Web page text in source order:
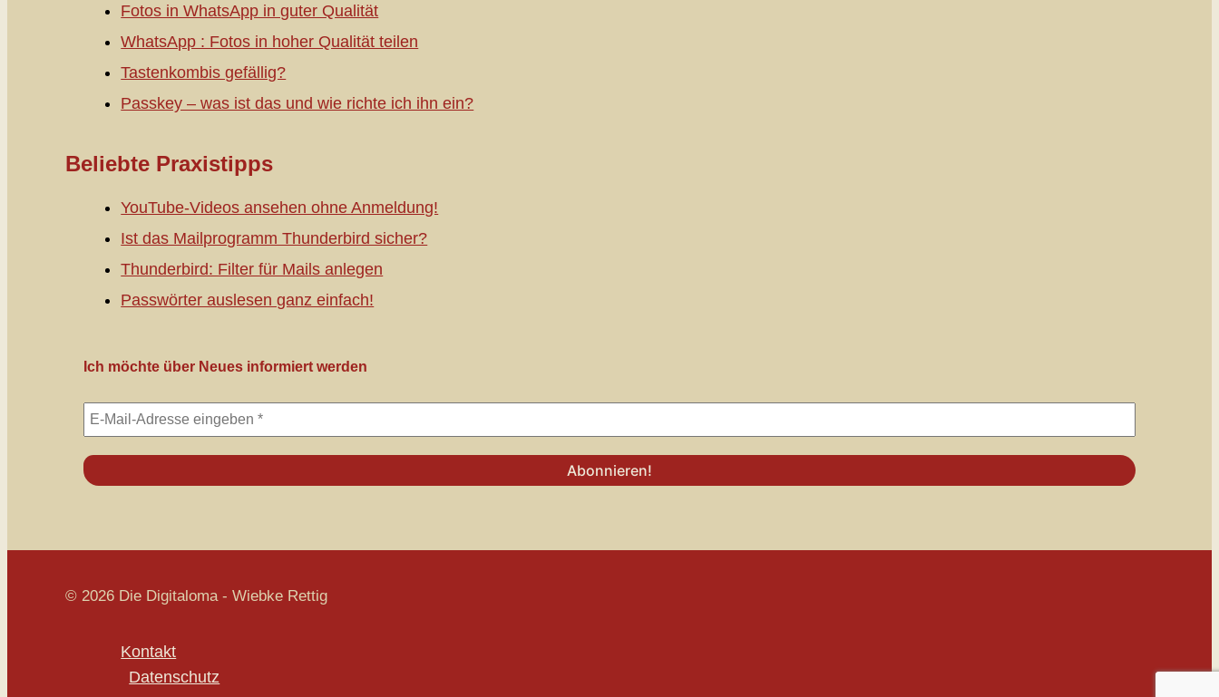
Fotos in WhatsApp in guter Qualität
WhatsApp : Fotos in hoher Qualität teilen
Tastenkombis gefällig?
Passkey – was ist das und wie richte ich ihn ein?
Beliebte Praxistipps
YouTube-Videos ansehen ohne Anmeldung!
Ist das Mailprogramm Thunderbird sicher?
Thunderbird: Filter für Mails anlegen
Passwörter auslesen ganz einfach!
Ich möchte über Neues informiert werden
© 2026 Die Digitaloma - Wiebke Rettig
Kontakt
Datenschutz